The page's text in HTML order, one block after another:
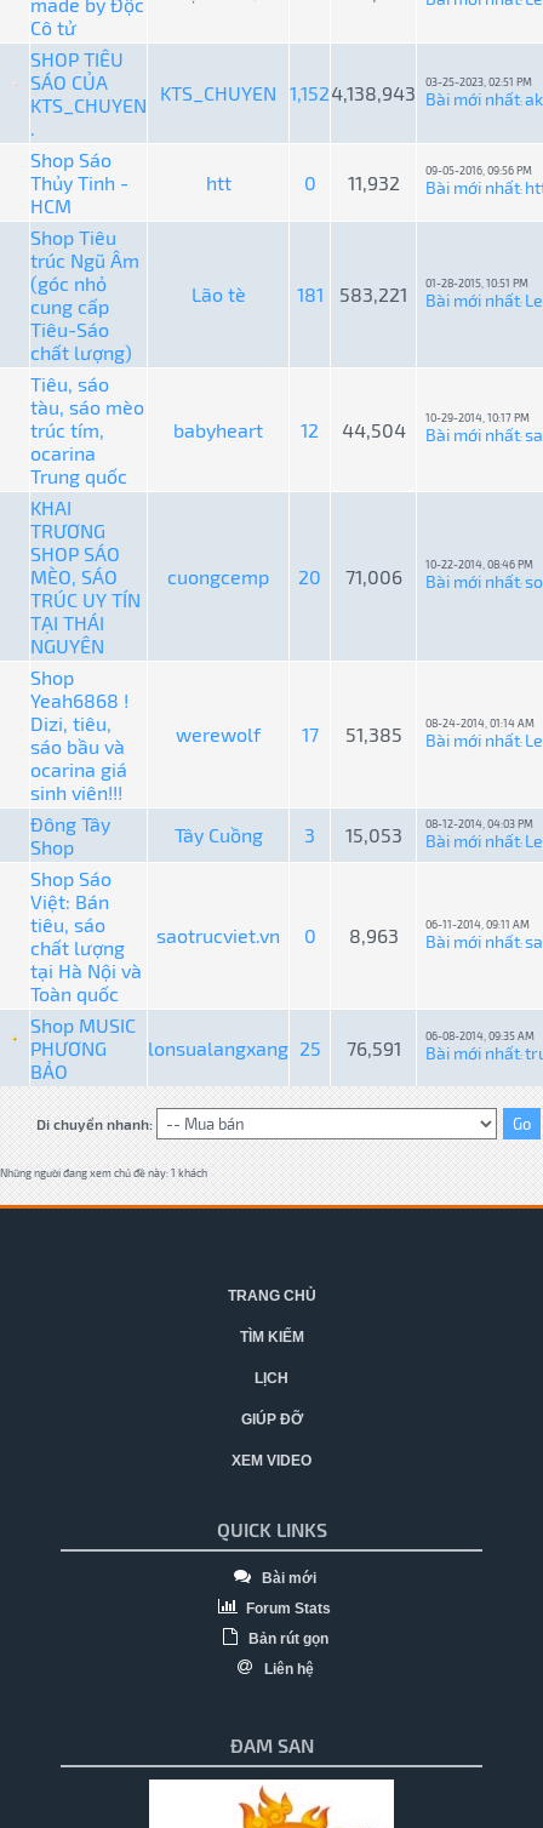
made by Độc
Cô tử
SHOP TIÊU
SÁO CỦA
KTS_CHUYEN
.
KTS_CHUYEN 1,1524,138,943 03-25-2023, 02:51 PM
Bài mới nhất:
Shop Sáo
Thủy Tinh -
HCM
htt 0 11,932
09-05-2016, 09:56 PM
Bài mới nhất:
Shop Tiêu
trúc Ngũ Âm
(góc nhỏ
cung cấp
Tiêu-Sáo
chất lượng)
Lão tè 181 583,221 01-28-2015, 10:51 PM
Bài mới nhất:
Tiêu, sáo
tàu, sáo mèo
trúc tím,
ocarina
Trung quốc
babyheart 12 44,504
10-29-2014, 10:17 PM
Bài mới nhất:
KHAI
TRƯƠNG
SHOP SÁO
MÈO, SÁO
TRÚC UY TÍN
TẠI THÁI
NGUYÊN
cuongcemp 20 71,006
10-22-2014, 08:46 PM
Bài mới nhất:
Shop
Yeah6868 !
Dizi, tiêu,
sáo bầu và
ocarina giá
sinh viên!!!
werewolf 17 51,385 08-24-2014, 01:14 AM
Bài mới nhất:
Đông Tây
Shop
Tây Cuồng 3 15,053 08-12-2014, 04:03 PM
Bài mới nhất:
Shop Sáo
Việt: Bán
tiêu, sáo
chất lượng
tại Hà Nội và
Toàn quốc
saotrucviet.vn 0 8,963 06-11-2014, 09:11 AM
Bài mới nhất:
Shop MUSIC
PHƯƠNG
BẢO
lonsualangxang 25 76,591
06-08-2014, 09:35 AM
Bài mới nhất:
Di chuyển nhanh:
Những người đang xem chủ đề này: 1 khách
TRANG CHỦ
TÌM KIẾM
LỊCH
GIÚP ĐỠ
XEM VIDEO
QUICK LINKS
Bài mới
Forum Stats
Bản rút gọn
Liên hệ
ĐAM SAN